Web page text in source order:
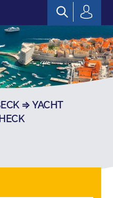
⇒ YACHT